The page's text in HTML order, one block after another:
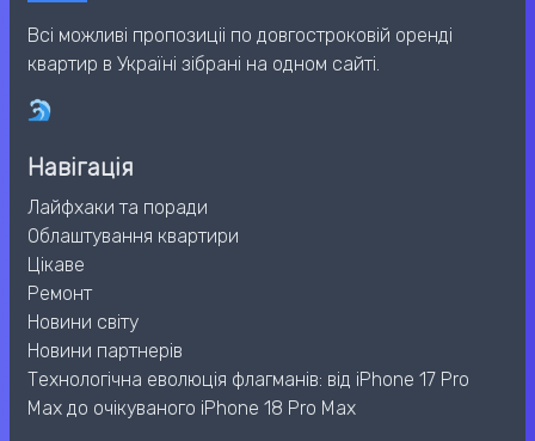
Всі можливі пропозиціі по довгостроковій оренді
квартир в Україні зібрані на одном сайті.
Навігація
Лайфхаки та поради
Облаштування квартири
Цікаве
Ремонт
Новини світу
Новини партнерів
Технологічна еволюція флагманів: від iPhone 17 Pro
Max до очікуваного iPhone 18 Pro Max